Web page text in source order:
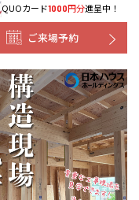
QUOカード1000円分進呈中！
ご来場予約